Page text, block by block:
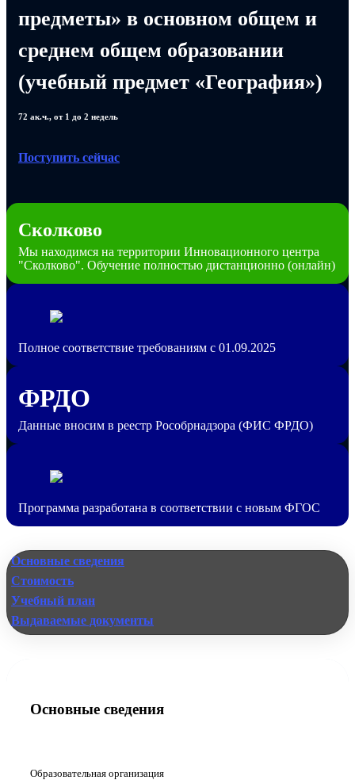
предметы» в основном общем и
среднем общем образовании
(учебный предмет «География»)
72 ак.ч., от 1 до 2 недель
Поступить сейчас
Сколково
Мы находимся на территории Инновационного центра
"Сколково". Обучение полностью дистанционно (онлайн)
Полное соответствие требованиям с 01.09.2025
ФРДО
Данные вносим в реестр Рособрнадзора (ФИС ФРДО)
Программа разработана в соответствии с новым ФГОС
Основные сведения
Стоимость
Учебный план
Выдаваемые документы
Основные сведения
Образовательная организация